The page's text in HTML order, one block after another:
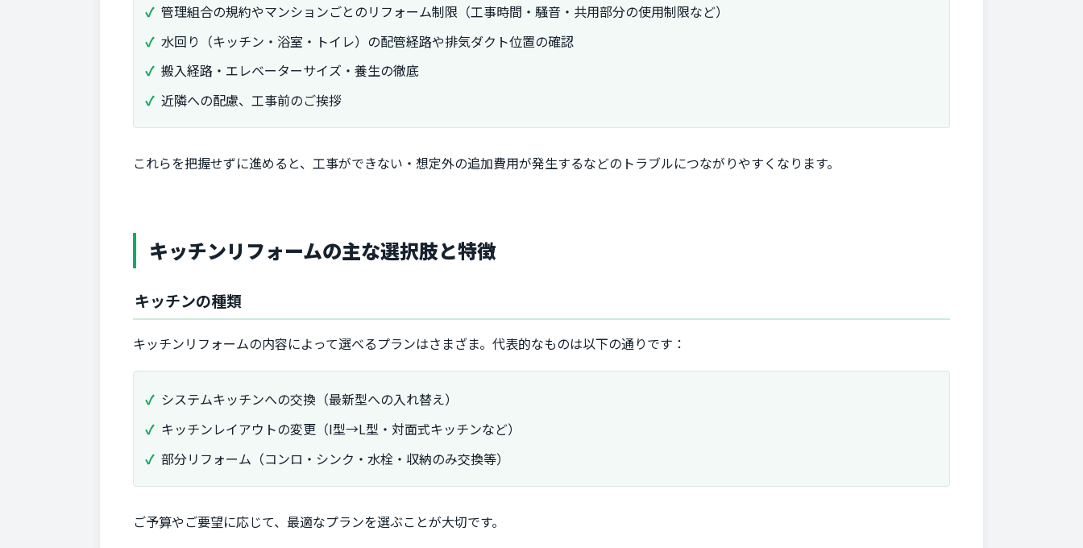
管理組合の規約やマンションごとのリフォーム制限（工事時間・騒音・共用部分の使用制限など）
水回り（キッチン・浴室・トイレ）の配管経路や排気ダクト位置の確認
搬入経路・エレベーターサイズ・養生の徹底
近隣への配慮、工事前のご挨拶
これらを把握せずに進めると、工事ができない・想定外の追加費用が発生するなどのトラブルにつながりやすくなります。
キッチンリフォームの主な選択肢と特徴
キッチンの種類
キッチンリフォームの内容によって選べるプランはさまざま。代表的なものは以下の通りです：
システムキッチンへの交換（最新型への入れ替え）
キッチンレイアウトの変更（I型→L型・対面式キッチンなど）
部分リフォーム（コンロ・シンク・水栓・収納のみ交換等）
ご予算やご要望に応じて、最適なプランを選ぶことが大切です。